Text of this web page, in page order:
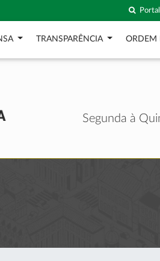
TRANSPARÊNCIA ORDEM
Segunda à